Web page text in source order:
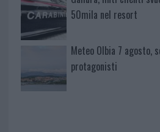
50mila nel resort
Meteo Olbia 7 agosto,
protagonisti